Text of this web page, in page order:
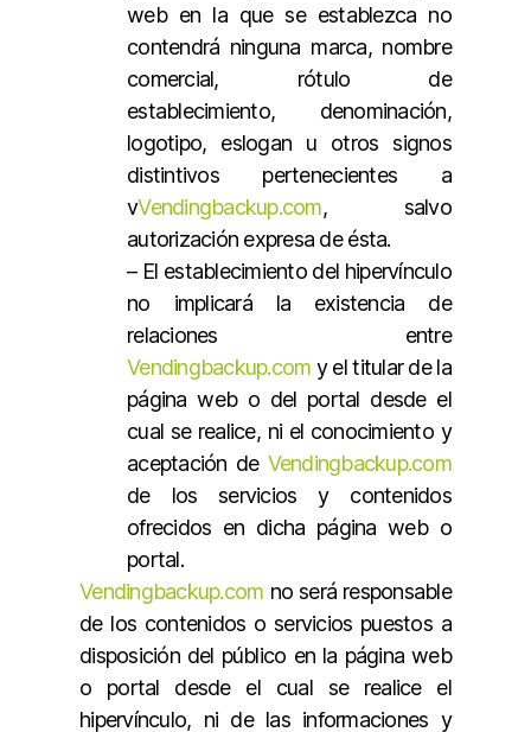
web en la que se establezca no
contendrá ninguna marca, nombre
comercial, rótulo de
establecimiento, denominación,
logotipo, eslogan u otros signos
distintivos pertenecientes a
vVendingbackup.com, salvo
autorización expresa de ésta.
– El establecimiento del hipervínculo
no implicará la existencia de
relaciones entre
Vendingbackup.com y el titular de la
página web o del portal desde el
cual se realice, ni el conocimiento y
aceptación de Vendingbackup.com
de los servicios y contenidos
ofrecidos en dicha página web o
portal.
Vendingbackup.com no será responsable
de los contenidos o servicios puestos a
disposición del público en la página web
o portal desde el cual se realice el
hipervínculo, ni de las informaciones y